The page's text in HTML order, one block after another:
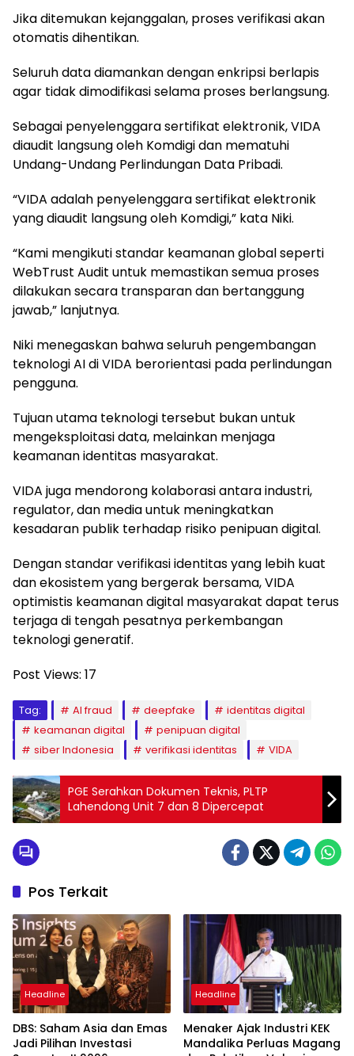
Jika ditemukan kejanggalan, proses verifikasi akan
otomatis dihentikan.
Seluruh data diamankan dengan enkripsi berlapis
agar tidak dimodifikasi selama proses berlangsung.
Sebagai penyelenggara sertifikat elektronik, VIDA
diaudit langsung oleh Komdigi dan mematuhi
Undang-Undang Perlindungan Data Pribadi.
“VIDA adalah penyelenggara sertifikat elektronik
yang diaudit langsung oleh Komdigi,” kata Niki.
“Kami mengikuti standar keamanan global seperti
WebTrust Audit untuk memastikan semua proses
dilakukan secara transparan dan bertanggung
jawab,” lanjutnya.
Niki menegaskan bahwa seluruh pengembangan
teknologi AI di VIDA berorientasi pada perlindungan
pengguna.
Tujuan utama teknologi tersebut bukan untuk
mengeksploitasi data, melainkan menjaga
keamanan identitas masyarakat.
VIDA juga mendorong kolaborasi antara industri,
regulator, dan media untuk meningkatkan
kesadaran publik terhadap risiko penipuan digital.
Dengan standar verifikasi identitas yang lebih kuat
dan ekosistem yang bergerak bersama, VIDA
optimistis keamanan digital masyarakat dapat terus
terjaga di tengah pesatnya perkembangan
teknologi generatif.
Post Views: 17
Tag: AI fraud deepfake
identitas digital
keamanan digital
penipuan digital
siber Indonesia
verifikasi identitas VIDA
PGE Serahkan Dokumen Teknis, PLTP
Lahendong Unit 7 dan 8 Dipercepat
Pos Terkait
Headline
DBS: Saham Asia dan Emas
Jadi Pilihan Investasi
Headline
Menaker Ajak Industri KEK
Mandalika Perluas Magang